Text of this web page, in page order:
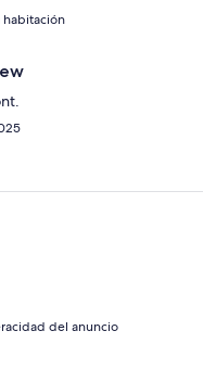
habitación
del anuncio